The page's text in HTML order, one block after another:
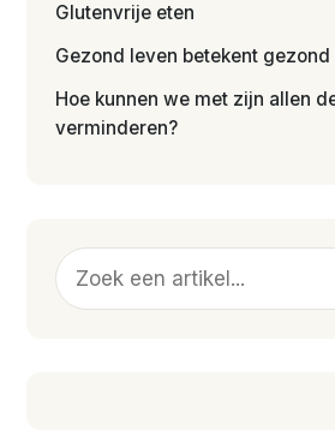
Glutenvrije eten
Gezond leven betekent gezond
Hoe kunnen we met zijn allen
verminderen?
Zoeken